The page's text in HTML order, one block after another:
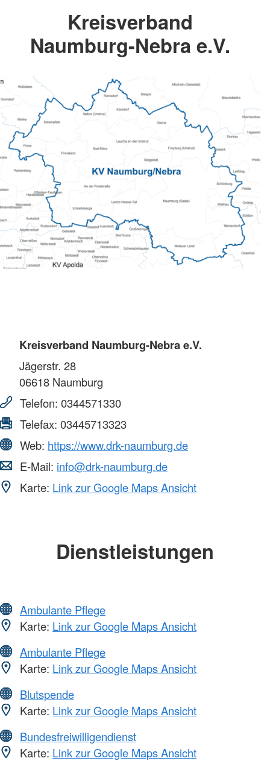
Kreisverband
Naumburg-Nebra e.V.
Kreisverband Naumburg-Nebra e.V.
Jägerstr. 28
06618 Naumburg
Telefon: 0344571330
Telefax: 03445713323
Web: https://www.drk-naumburg.de
E-Mail: info@drk-naumburg.de
Karte: Link zur Google Maps Ansicht
Dienstleistungen
Ambulante Pflege
Karte: Link zur Google Maps Ansicht
Ambulante Pflege
Karte: Link zur Google Maps Ansicht
Blutspende
Karte: Link zur Google Maps Ansicht
Bundesfreiwilligendienst
Karte: Link zur Google Maps Ansicht